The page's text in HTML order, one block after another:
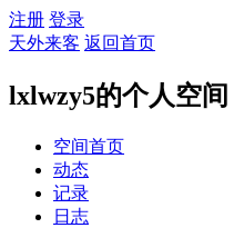
注册 登录
天外来客 返回首页
lxlwzy5的个人空间
空间首页
动态
记录
日志